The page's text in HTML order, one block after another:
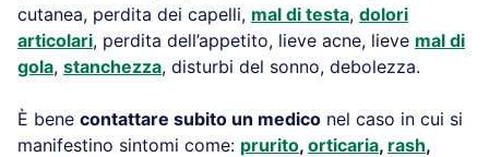
cutanea, perdita dei capelli, mal di testa, dolori
articolari, perdita dell’appetito, lieve acne, lieve mal di
gola, stanchezza, disturbi del sonno, debolezza.
È bene contattare subito un medico nel caso in cui si
manifestino sintomi come: prurito, orticaria, rash,